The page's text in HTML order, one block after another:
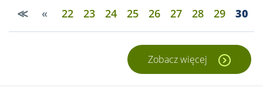
≪ « 22 23 24 25 26 27 28 29 30
Zobacz więcej